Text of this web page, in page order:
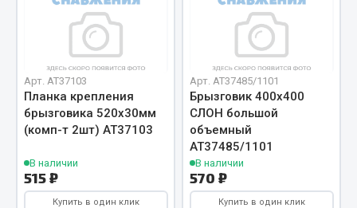
Выключатели и переключатели клавишные
Выключатели кнопочные
Выключатель массы
Изолента
Показать ещё
Запчасти на полуприцепы
Арт. AT37103
Планка крепления
брызговика 520х30мм
(комп-т 2шт) АТ37103
В наличии
515 ₽
Купить в один клик
Арт. AT37485/1101
Брызговик 400х400
СЛОН большой
объемный
АТ37485/1101
В наличии
570 ₽
Купить в один клик